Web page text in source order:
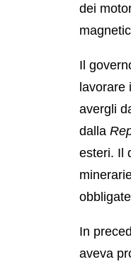
dei
Il
lavorare
avergli
dalla
esteri. Il
In
aveva